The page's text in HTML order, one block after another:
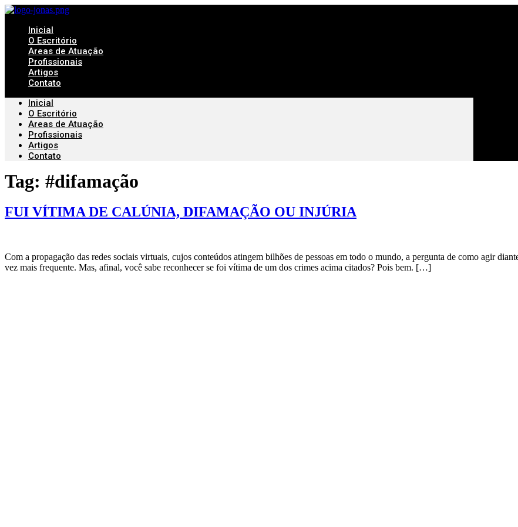
Ir
conteúdo
Inicial
O Escritório
Areas de Atuação
Profissionais
Artigos
Contato
Inicial
O Escritório
Areas de Atuação
Profissionais
Artigos
Contato
Tag: #difamação
FUI VÍTIMA DE CALÚNIA, DIFAMAÇÃO OU INJÚRIA
Com a propagação das redes sociais virtuais, cujos conteúdos atingem bilhões de pessoas em todo o mundo, a pergunta de como agir
vez mais frequente. Mas, afinal, você sabe reconhecer se foi vítima de um dos crimes acima citados? Pois bem. […]